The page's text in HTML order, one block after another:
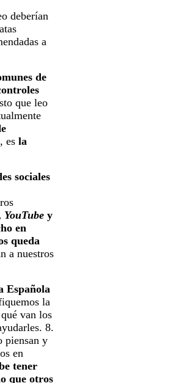
deberían
a
de
que leo
es la
sociales
YouTube y
en
queda
a nuestros
Española
la
van los
8.
piensan y
en
tener
que otros